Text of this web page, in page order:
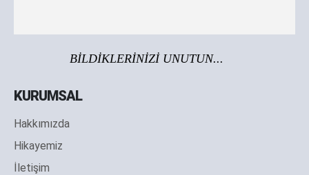
BİLDİKLERİNİZİ UNUTUN...
KURUMSAL
Hakkımızda
Hikayemiz
İletişim